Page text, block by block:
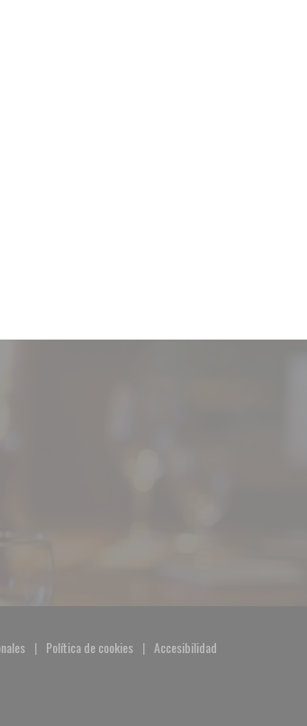
ventana))
Política de cookies
((abre en una nueva ventana))
Accesibilidad
((abre en una nueva